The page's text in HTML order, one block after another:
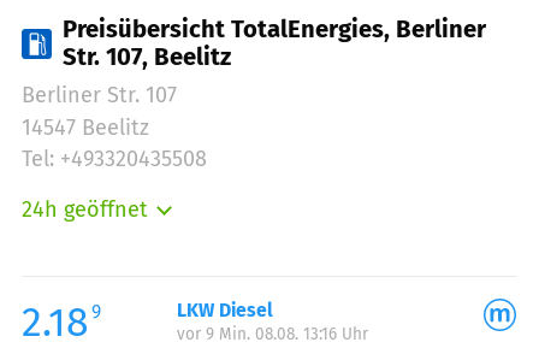
Preisübersicht TotalEnergies, Berliner
Str. 107, Beelitz
Berliner Str. 107
14547 Beelitz
Tel: +493320435508
24h geöffnet
Mittwoch:
00:00-24:00
Donnerstag:
00:00-24:00
2.18 9 LKW Diesel
vor 9 Min. 08.08. 13:16 Uhr